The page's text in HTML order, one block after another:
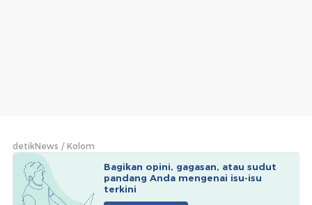
detikNews Kolom
Bagikan opini, gagasan, atau sudut
pandang Anda mengenai isu-isu
terkini